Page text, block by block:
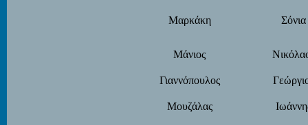
Μαρκάκη Σόνια
Μάνιος
Γιαννόπουλος
Μουζάλας